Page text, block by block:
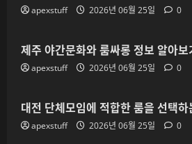
apexstuff 2026년 06월 25일 0
제주 야간문화와 룸싸롱 정보 알아보
apexstuff 2026년 06월 25일 0
대전 단체모임에 적합한 룸을 선택하
apexstuff 2026년 06월 25일 0